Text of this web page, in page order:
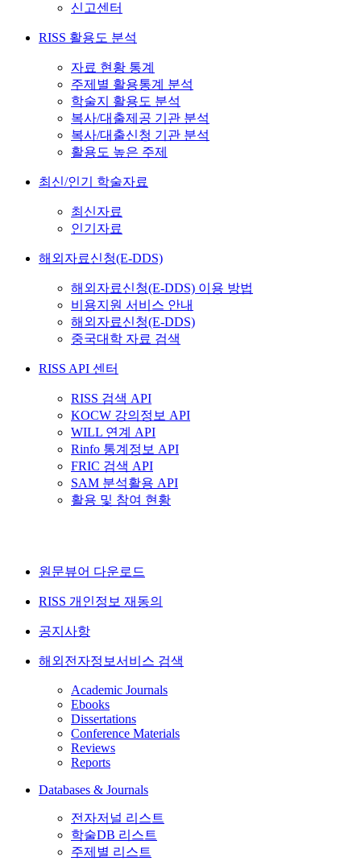
신고센터
RISS 활용도 분석
자료 현황 통계
주제별 활용통계 분석
학술지 활용도 분석
복사/대출제공 기관 분석
복사/대출신청 기관 분석
활용도 높은 주제
최신/인기 학술자료
최신자료
인기자료
해외자료신청(E-DDS)
해외자료신청(E-DDS) 이용 방법
비용지원 서비스 안내
해외자료신청(E-DDS)
중국대학 자료 검색
RISS API 센터
RISS 검색 API
KOCW 강의정보 API
WILL 연계 API
Rinfo 통계정보 API
FRIC 검색 API
SAM 분석활용 API
활용 및 참여 현황
원문뷰어 다운로드
RISS 개인정보 재동의
공지사항
해외전자정보서비스 검색
Academic Journals
Ebooks
Dissertations
Conference Materials
Reviews
Reports
Databases & Journals
전자저널 리스트
학술DB 리스트
주제별 리스트